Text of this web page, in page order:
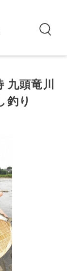
九頭竜川
釣り